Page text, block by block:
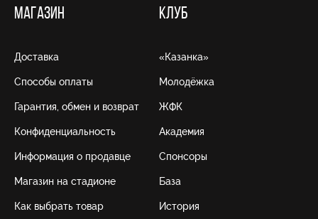
МАГАЗИН
Доставка
Способы оплаты
Гарантия, обмен и возврат
Конфиденциальность
Информация о продавце
Магазин на стадионе
Как выбрать товар
КЛУБ
«Казанка»
Молодёжка
ЖФК
Академия
Спонсоры
База
История